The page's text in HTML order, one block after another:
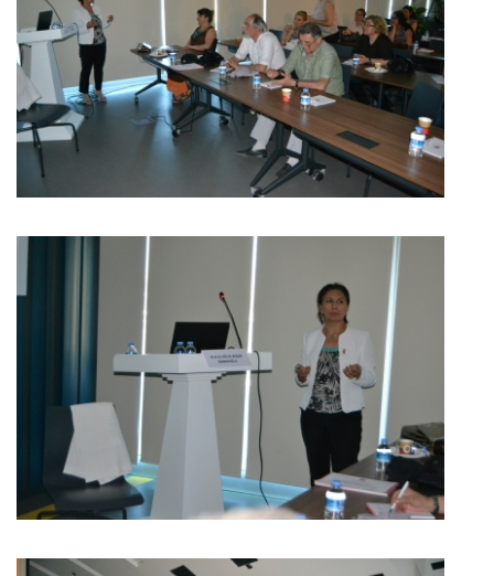
BÜYÜK GÖSTER
BÜYÜK GÖSTER